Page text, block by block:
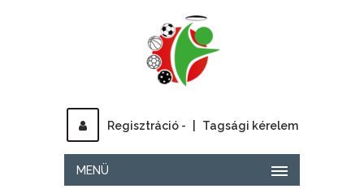
Regisztráció - Tagsági kérelem
MENÜ